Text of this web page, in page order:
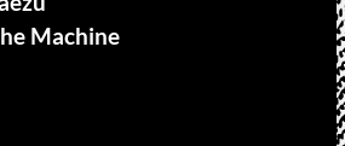
Machine